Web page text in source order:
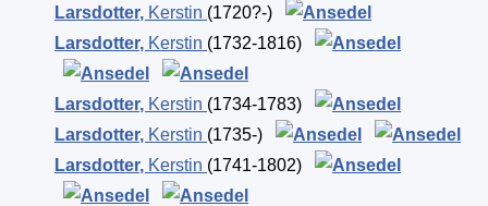
Larsdotter, Kerstin (1720?-)
Larsdotter, Kerstin (1732-1816)
Larsdotter, Kerstin (1734-1783)
Larsdotter, Kerstin (1735-)
Larsdotter, Kerstin (1741-1802)